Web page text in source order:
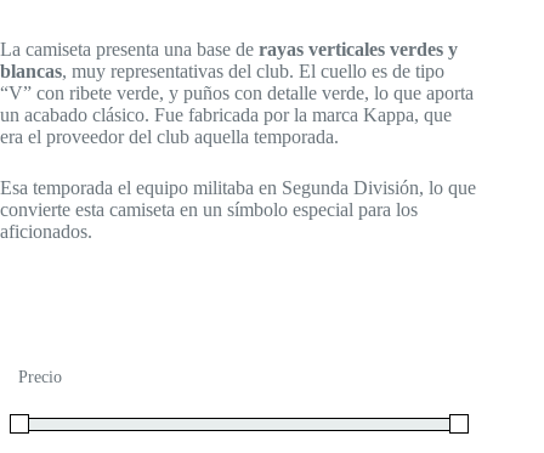
La camiseta presenta una base de rayas verticales verdes y
blancas, muy representativas del club. El cuello es de tipo
“V” con ribete verde, y puños con detalle verde, lo que aporta
un acabado clásico. Fue fabricada por la marca Kappa, que
era el proveedor del club aquella temporada.
Esa temporada el equipo militaba en Segunda División, lo que
convierte esta camiseta en un símbolo especial para los
aficionados.
Precio